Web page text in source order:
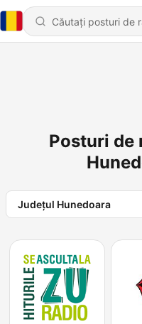
Posturi de
Județul Hunedoara